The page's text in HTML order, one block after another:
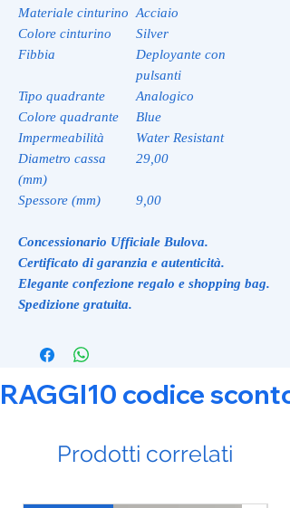
Materiale cinturino Acciaio
Colore cinturino
Silver
Fibbia
Deployante con
pulsanti
Tipo quadrante
Analogico
Colore quadrante
Blue
Impermeabilità
Water Resistant
Diametro cassa
(mm)
29,00
Spessore (mm) 9,00
Concessionario Ufficiale Bulova.
Certificato di garanzia e autenticità.
Elegante confezione regalo e shopping bag.
Spedizione gratuita.
RAGGI10 codice
Prodotti correlati